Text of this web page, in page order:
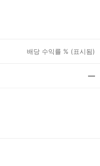
배당 수익률 % (표시됨)
—